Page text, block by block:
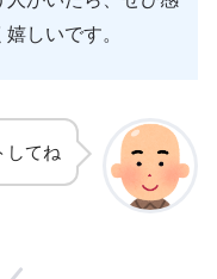
しいです。
してね